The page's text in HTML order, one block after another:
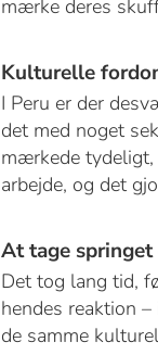
mærke deres
Kulturelle
I Peru er der
det med noget
mærkede
arbejde, og det
At tage
Det tog lang tid,
hendes reaktion
de samme